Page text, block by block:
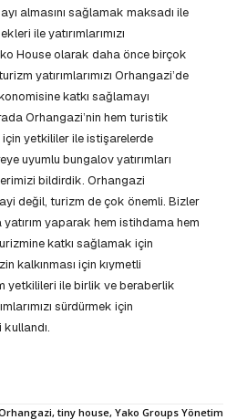
almasını sağlamak maksadı ile
ile yatırımlarımızı
House olarak daha önce birçok
yatırımlarımızı Orhangazi’de
katkı sağlamayı
Orhangazi’nin hem turistik
yetkililer ile istişarelerde
uyumlu bungalov yatırımları
bildirdik. Orhangazi
değil, turizm de çok önemli. Bizler
yaparak hem istihdama hem
katkı sağlamak için
kalkınması için kıymetli
yetkilileri ile birlik ve beraberlik
sürdürmek için
tiny house, Yako Groups Yönetim